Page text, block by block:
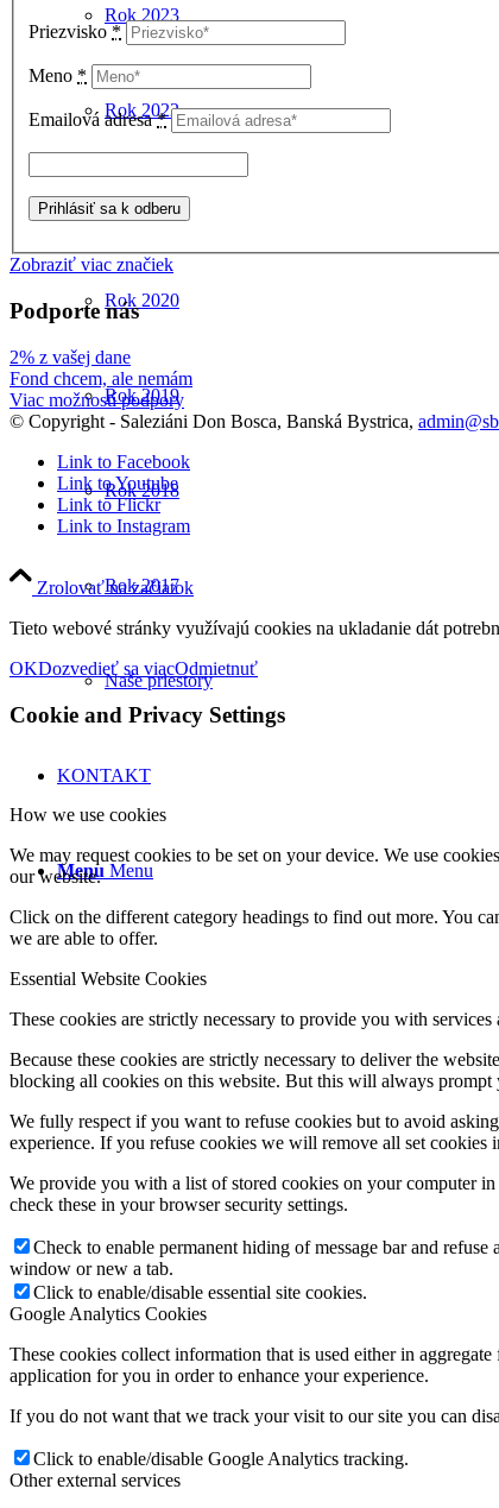
Rok 2023
Rok 2022
Rok 2021
Rok 2020
Rok 2019
Rok 2018
Rok 2017
Naše priestory
KONTAKT
Menu Menu
Priezvisko *
Meno *
Emailová adresa*
Zobraziť viac značiek
Podporte nás
2% z vašej dane
Fond chcem, ale nemám
Viac možností podpory
© Copyright - Saleziáni Don Bosca, Banská Bystrica,
Link to Facebook
Link to Youtube
Link to Flickr
Link to Instagram
Zrolovať na začiatok
Tieto webové stránky využívajú cookies na ukladanie dát
OKDozvedieť sa viacOdmietnuť
Cookie and Privacy Settings
How we use cookies
We may request cookies to be set on your device. We use
our website.
Click on the different category headings to find out more. You
we are able to offer.
Essential Website Cookies
These cookies are strictly necessary to provide you with
Because these cookies are strictly necessary to deliver the
blocking all cookies on this website. But this will always prompt
We fully respect if you want to refuse cookies but to avoid
experience. If you refuse cookies we will remove all set cookies
We provide you with a list of stored cookies on your computer
check these in your browser security settings.
Check to enable permanent hiding of message bar and
window or new a tab.
Click to enable/disable essential site cookies.
Google Analytics Cookies
These cookies collect information that is used either in
application for you in order to enhance your experience.
If you do not want that we track your visit to our site you can
Click to enable/disable Google Analytics tracking.
Other external services